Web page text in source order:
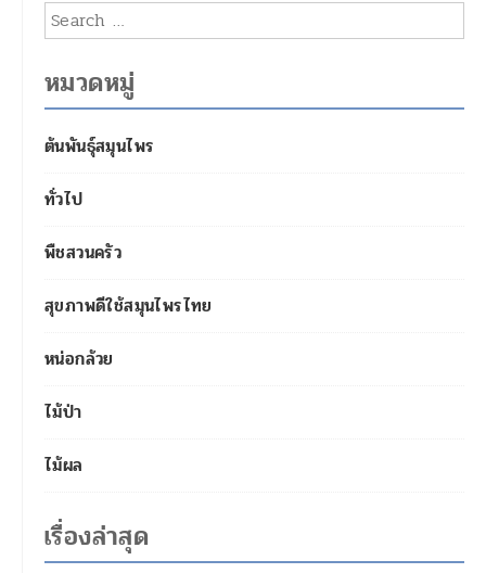
ผลการค้นหา: %s
หมวดหมู่
ต้นพันธุ์สมุนไพร
ทั่วไป
พืชสวนครัว
สุขภาพดีใช้สมุนไพรไทย
หน่อกล้วย
ไม้ป่า
ไม้ผล
เรื่องล่าสุด